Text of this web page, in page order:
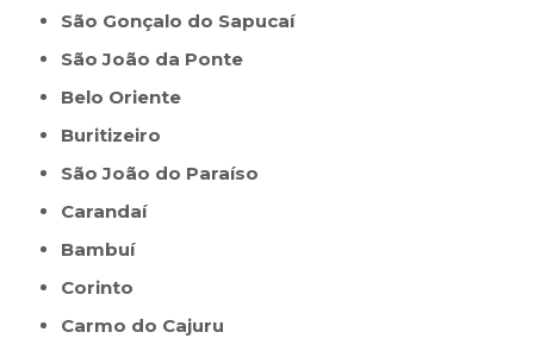
São Gonçalo do Sapucaí
São João da Ponte
Belo Oriente
Buritizeiro
São João do Paraíso
Carandaí
Bambuí
Corinto
Carmo do Cajuru